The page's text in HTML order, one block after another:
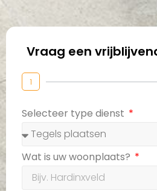
Vraag een
1
Selecteer type dienst
Wat is uw woonplaats?